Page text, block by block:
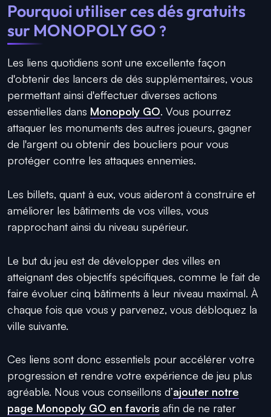
Pourquoi utiliser ces dés gratuits
sur MONOPOLY GO ?
Les liens quotidiens sont une excellente façon
d'obtenir des lancers de dés supplémentaires, vous
permettant ainsi d'effectuer diverses actions
essentielles dans Monopoly GO. Vous pourrez
attaquer les monuments des autres joueurs, gagner
de l'argent ou obtenir des boucliers pour vous
protéger contre les attaques ennemies.
Les billets, quant à eux, vous aideront à construire et
améliorer les bâtiments de vos villes, vous
rapprochant ainsi du niveau supérieur.
Le but du jeu est de développer des villes en
atteignant des objectifs spécifiques, comme le fait de
faire évoluer cinq bâtiments à leur niveau maximal. À
chaque fois que vous y parvenez, vous débloquez la
ville suivante.
Ces liens sont donc essentiels pour accélérer votre
progression et rendre votre expérience de jeu plus
agréable. Nous vous conseillons d’ajouter notre
page Monopoly GO en favoris afin de ne rater